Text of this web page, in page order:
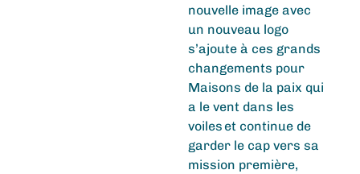
nouvelle image avec
un nouveau logo
s’ajoute à ces grands
changements pour
Maisons de la paix qui
a le vent dans les
voiles et continue de
garder le cap vers sa
mission première,